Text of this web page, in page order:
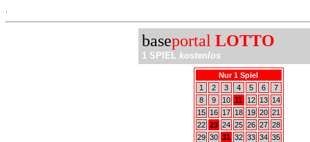
baseportal LOTTO
1 SPIEL kostenlos
Nur 1 Spiel
1
2 3 4 5 6
7
8
9 10 11 12 13
14
15
16 17 18 19 20 21
22 23 24 25 26 27 28
29 30 31 32 33 34 35